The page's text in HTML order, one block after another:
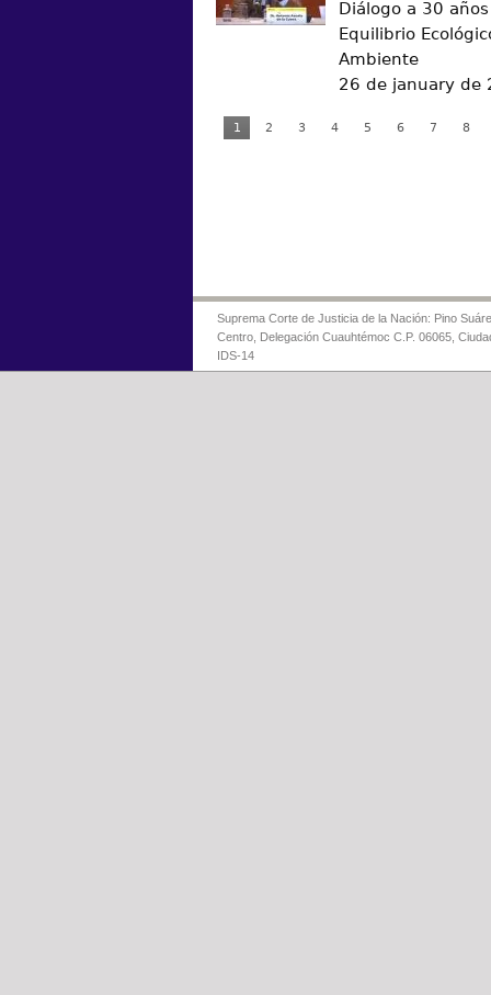
Diálogo a 30
Equilibrio
Ambiente
26 de january de
1 2 3 4 5 6 7 8
Suprema Corte de Justicia de la Nación: Pino
Centro, Delegación Cuauhtémoc C.P. 06065,
IDS-14